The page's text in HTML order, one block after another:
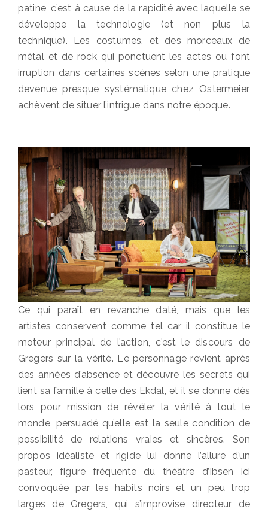
patine, c’est à cause de la rapidité avec laquelle se
développe la technologie (et non plus la
technique). Les costumes, et des morceaux de
métal et de rock qui ponctuent les actes ou font
irruption dans certaines scènes selon une pratique
devenue presque systématique chez Ostermeier,
achèvent de situer l’intrigue dans notre époque.
Ce qui paraît en revanche daté, mais que les
artistes conservent comme tel car il constitue le
moteur principal de l’action, c’est le discours de
Gregers sur la vérité. Le personnage revient après
des années d’absence et découvre les secrets qui
lient sa famille à celle des Ekdal, et il se donne dès
lors pour mission de révéler la vérité à tout le
monde, persuadé qu’elle est la seule condition de
possibilité de relations vraies et sincères. Son
propos idéaliste et rigide lui donne l’allure d’un
pasteur, figure fréquente du théâtre d’Ibsen ici
convoquée par les habits noirs et un peu trop
larges de Gregers, qui s’improvise directeur de